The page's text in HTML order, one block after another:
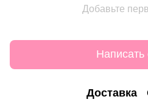
Добавьте
Написать
Доставка